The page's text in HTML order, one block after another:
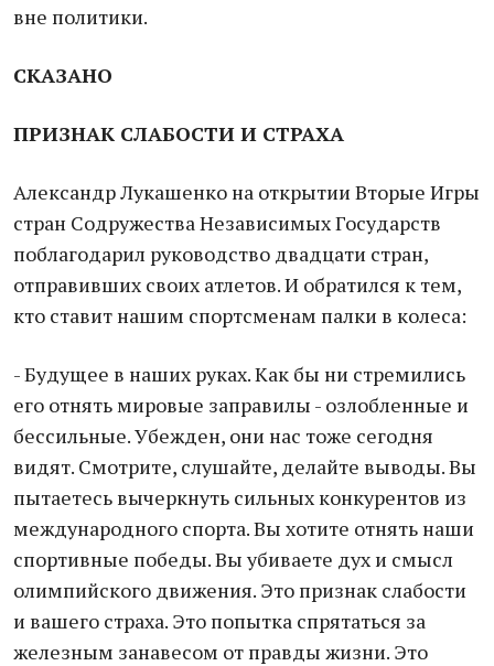
вне политики.
СКАЗАНО
ПРИЗНАК СЛАБОСТИ И СТРАХА
Александр Лукашенко на открытии Вторые Игры
стран Содружества Независимых Государств
поблагодарил руководство двадцати стран,
отправивших своих атлетов. И обратился к тем,
кто ставит нашим спортсменам палки в колеса:
- Будущее в наших руках. Как бы ни стремились
его отнять мировые заправилы - озлобленные и
бессильные. Убежден, они нас тоже сегодня
видят. Смотрите, слушайте, делайте выводы. Вы
пытаетесь вычеркнуть сильных конкурентов из
международного спорта. Вы хотите отнять наши
спортивные победы. Вы убиваете дух и смысл
олимпийского движения. Это признак слабости
и вашего страха. Это попытка спрятаться за
железным занавесом от правды жизни. Это